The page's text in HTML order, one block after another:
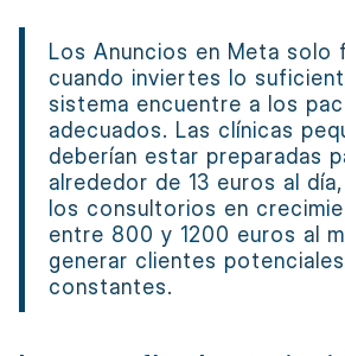
Los Anuncios en Meta solo
cuando inviertes lo
sistema encuentre a los
adecuados. Las clínicas
deberían estar preparadas
alrededor de 13 euros al
los consultorios en
entre 800 y 1200 euros al
generar clientes
constantes.